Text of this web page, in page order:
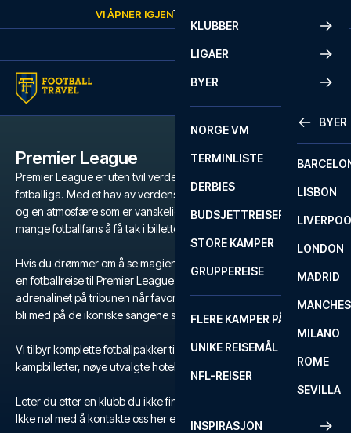
VI ÅPNER IGJENTORSDAG
KLUBBER
LIGAER
BYER
BYER
LISBON
LONDON
MADRID
MILANO
ROME
SEVILLA
NORGE VM
TERMINLISTE
DERBIES
BUDSJETTREISER
STORE KAMPER
GRUPPEREISE
FLERE KAMPER PÅ ÉN REISE
UNIKE REISEMÅL
NFL-REISER
INSPIRASJON
Premier League
Premier League er uten tvil verdens mest populære og intense
fotballiga. Med et hav av verdensstjerner, legendariske klubber
og en atmosfære som er vanskelig å matche, er det en drøm for
mange fotballfans å få tak i billetter til Premier League.
Hvis du drømmer om å se magien utfolde seg på gressmatta, er
en fotballreise til Premier League den ultimate opplevelsen. Kjenn
adrenalinet på tribunen når favorittlaget ditt kjemper for seier, og
bli med på de ikoniske sangene som runger gjennom stadion.
Vi tilbyr komplette fotballpakker til Premier League med
kampbilletter, nøye utvalgte hoteller og flyreise.
Leter du etter en klubb du ikke finner?
Ikke nøl med å kontakte oss her eller på +47 73 02 20 22